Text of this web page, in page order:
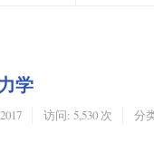
学
访问: 5,530 次 分